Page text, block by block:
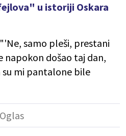
u istoriji Oskara
samo pleši, prestani
napokon došao taj dan,
su mi pantalone bile